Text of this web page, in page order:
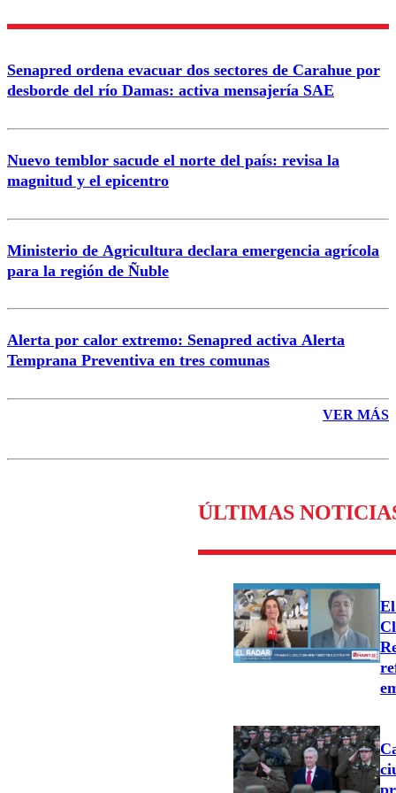
Correo
Senapred ordena evacuar dos sectores de Carahue por
desborde del río Damas: activa mensajería SAE
Nuevo temblor sacude el norte del país: revisa la
magnitud y el epicentro
Ministerio de Agricultura declara emergencia agrícola
para la región de Ñuble
Alerta por calor extremo: Senapred activa Alerta
Temprana Preventiva en tres comunas
VER MÁS
ÚLTIMAS